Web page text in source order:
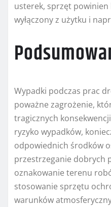
usterek, sprzęt
wyłączony z użytku i
Wypadki podczas prac
poważne zagrożenie,
tragicznych
ryzyko wypadków,
odpowiednich środków
przestrzeganie dobrych
oznakowanie terenu
stosowanie sprzętu
warunków